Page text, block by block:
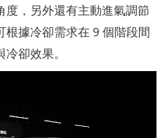
，另外還有主動進氣調節
據冷卻需求在 9 個階段間
卻效果。